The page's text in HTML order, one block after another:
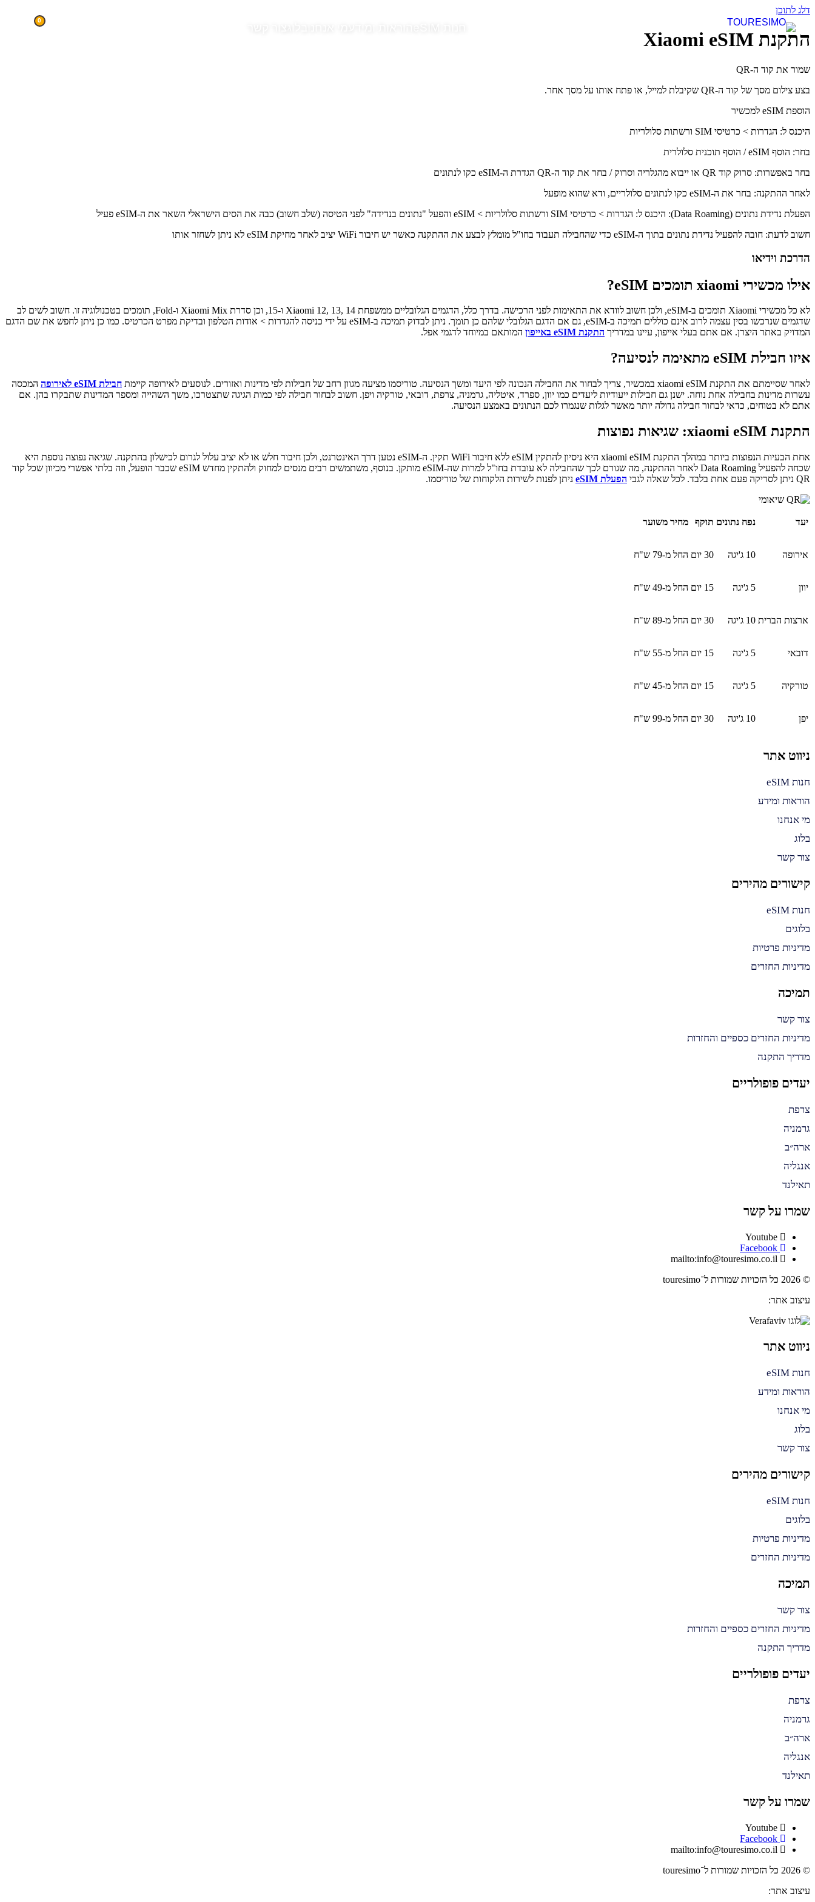
דלג לתוכן
0
התקנת Xiaomi eSIM
שמור את קוד ה-QR
בצע צילום מסך של קוד ה-QR שקיבלת למייל, או פתח אותו על מסך אחר.
הוספת eSIM למכשיר
היכנס ל: הגדרות > כרטיסי SIM ורשתות סלולריות
בחר: הוסף eSIM / הוסף תוכנית סלולרית
בחר באפשרות: סרוק קוד QR או ייבוא מהגלריה וסרוק / בחר את קוד ה-QR הגדרת ה-eSIM כקו לנתונים
לאחר ההתקנה: בחר את ה-eSIM כקו לנתונים סלולריים, ודא שהוא מופעל
הפעלת נדידת נתונים (Data Roaming): היכנס ל: הגדרות > כרטיסי SIM ורשתות סלולריות > eSIM והפעל "נתונים בנדידה" לפני הטיסה (שלב חשוב) כבה את הסים הישראלי השאר את ה-eSIM פעיל
חשוב לדעת: חובה להפעיל נדידת נתונים בתוך ה-eSIM כדי שהחבילה תעבוד בחו"ל מומלץ לבצע את ההתקנה כאשר יש חיבור WiFi יציב לאחר מחיקת eSIM לא ניתן לשחזר אותו
הדרכת וידיאו
אילו מכשירי xiaomi תומכים eSIM?
לא כל מכשירי Xiaomi תומכים ב-eSIM, ולכן חשוב לוודא את התאימות לפני הרכישה. בדרך כלל, הדגמים הגלובליים ממשפחת Xiaomi 12, 13, 14 ו-15, וכן סדרת Xiaomi Mix ו-Fold, תומכים בטכנולוגיה זו. חשוב לשים לב
שדגמים שנרכשו בסין עצמה לרוב אינם כוללים תמיכה ב-eSIM, גם אם הדגם הגלובלי שלהם כן תומך. ניתן לבדוק תמיכה ב-eSIM על ידי כניסה להגדרות > אודות הטלפון ובדיקת מפרט הכרטיס. כמו כן ניתן לחפש את שם הדגם
המדויק באתר היצרן. אם אתם בעלי אייפון, עיינו במדריך התקנת eSIM באייפון המותאם במיוחד לדגמי אפל.
איזו חבילת eSIM מתאימה לנסיעה?
לאחר שסיימתם את התקנת xiaomi eSIM במכשיר, צריך לבחור את החבילה הנכונה לפי היעד ומשך הנסיעה. טוריסמו מציעה מגוון רחב של חבילות לפי מדינות ואזורים. לנוסעים לאירופה קיימת חבילת eSIM לאירופה
המכסה
עשרות מדינות בחבילה אחת נוחה. ישנן גם חבילות ייעודיות ליעדים כמו יוון, ספרד, איטליה, גרמניה, צרפת, דובאי, טורקיה ויפן. חשוב לבחור חבילה לפי כמות הגיגה שתצטרכו, משך השהייה ומספר המדינות שתבקרו בהן. אם
אתם לא בטוחים, כדאי לבחור חבילה גדולה יותר מאשר לגלות שנגמרו לכם הנתונים באמצע הנסיעה.
התקנת xiaomi eSIM: שגיאות נפוצות
אחת הבעיות הנפוצות ביותר במהלך התקנת xiaomi eSIM היא ניסיון להתקין eSIM ללא חיבור WiFi תקין. ה-eSIM נטען דרך האינטרנט, ולכן חיבור חלש או לא יציב עלול לגרום לכישלון בהתקנה. שגיאה נפוצה נוספת היא
שכחה להפעיל Data Roaming לאחר ההתקנה, מה שגורם לכך שהחבילה לא עובדת בחו"ל למרות שה-eSIM מותקן. בנוסף, משתמשים רבים מנסים למחוק ולהתקין מחדש eSIM שכבר הופעל, וזה בלתי אפשרי מכיוון שכל קוד
QR ניתן לסריקה פעם אחת בלבד. לכל שאלה לגבי
הפעלת eSIM ניתן לפנות לשירות הלקוחות של טוריסמו.
יעד נפח נתונים תוקף מחיר משוער
אירופה 10 ג'יגה 30 יום החל מ-79 ש"ח
יוון 5 ג'יגה 15 יום החל מ-49 ש"ח
ארצות הברית 10 ג'יגה 30 יום החל מ-89 ש"ח
דובאי 5 ג'יגה 15 יום החל מ-55 ש"ח
טורקיה 5 ג'יגה 15 יום החל מ-45 ש"ח
יפן 10 ג'יגה 30 יום החל מ-99 ש"ח
ניווט אתר
חנות eSIM
הוראות ומידע
מי אנחנו
בלוג
צור קשר
קישורים מהירים
חנות eSIM
בלוגים
מדיניות פרטיות
מדיניות החזרים
תמיכה
צור קשר
מדיניות החזרים כספיים והחזרות
מדריך התקנה
יעדים פופולריים
צרפת
גרמניה
ארה״ב
אנגליה
תאילנד
שמרו על קשר
Youtube
Facebook
mailto:info@touresimo.co.il
© 2026 כל הזכויות שמורות ל־touresimo
עיצוב אתר:
ניווט אתר
חנות eSIM
הוראות ומידע
מי אנחנו
בלוג
צור קשר
קישורים מהירים
חנות eSIM
בלוגים
מדיניות פרטיות
מדיניות החזרים
תמיכה
צור קשר
מדיניות החזרים כספיים והחזרות
מדריך התקנה
יעדים פופולריים
צרפת
גרמניה
ארה״ב
אנגליה
תאילנד
שמרו על קשר
Youtube
Facebook
mailto:info@touresimo.co.il
© 2026 כל הזכויות שמורות ל־touresimo
עיצוב אתר: